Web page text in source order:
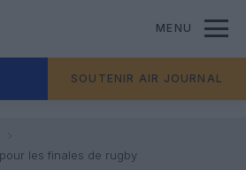
MENU
SOUTENIR AIR JOURNAL
les finales de rugby